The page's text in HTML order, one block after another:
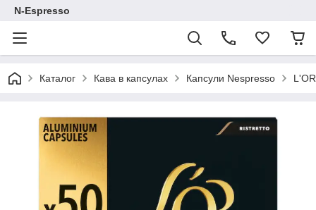
N-Espresso
Каталог Кава в капсулах Капсули Nespresso L'OR